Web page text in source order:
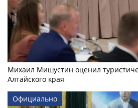
Михаил Мишустин оценил
Алтайского края
Официально